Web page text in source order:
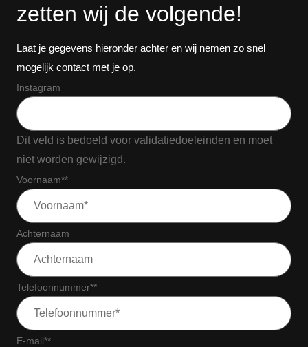
zetten wij de volgende!
Laat je gegevens hieronder achter en wij nemen zo snel
mogelijk contact met je op.
Instagram
Dit veld is bedoeld voor validatiedoeleinden en moet
niet worden gewijzigd.
Voornaam**
Achternaam
Telefoonnummer**
E-mail**